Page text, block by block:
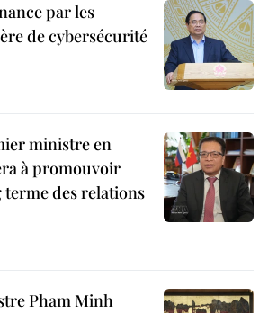
par les
de cybersécurité
ministre en
à promouvoir
des relations
Pham Minh